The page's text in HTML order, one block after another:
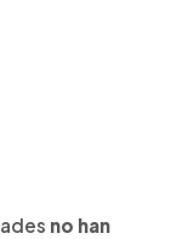
no han